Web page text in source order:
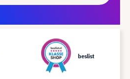
beslist